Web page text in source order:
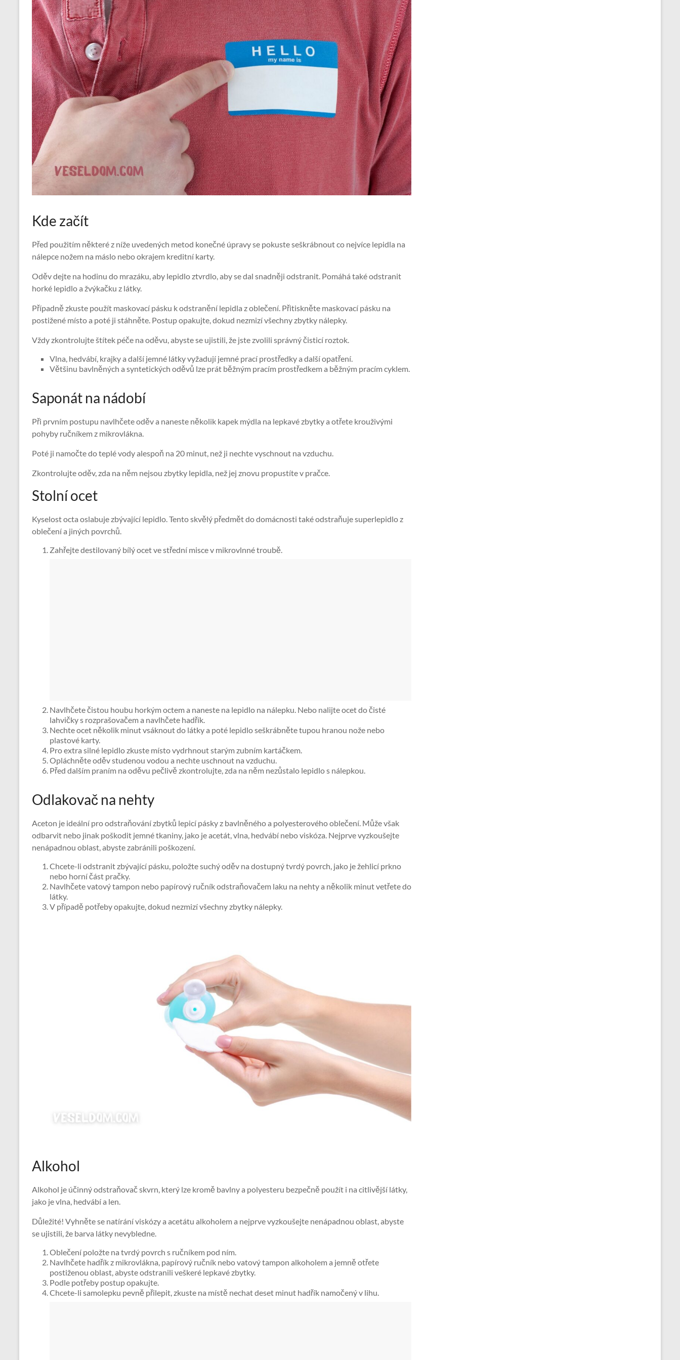
Kde začít
Před použitím některé z níže uvedených metod konečné úpravy se pokuste seškrábnout co nejvíce lepidla na
nálepce nožem na máslo nebo okrajem kreditní karty.
Oděv dejte na hodinu do mrazáku, aby lepidlo ztvrdlo, aby se dal snadněji odstranit. Pomáhá také odstranit
horké lepidlo a žvýkačku z látky.
Případně zkuste použít maskovací pásku k odstranění lepidla z oblečení. Přitiskněte maskovací pásku na
postižené místo a poté ji stáhněte. Postup opakujte, dokud nezmizí všechny zbytky nálepky.
Vždy zkontrolujte štítek péče na oděvu, abyste se ujistili, že jste zvolili správný čisticí roztok.
Vlna, hedvábí, krajky a další jemné látky vyžadují jemné prací prostředky a další opatření.
Většinu bavlněných a syntetických oděvů lze prát běžným pracím prostředkem a běžným pracím cyklem.
Saponát na nádobí
Při prvním postupu navlhčete oděv a naneste několik kapek mýdla na lepkavé zbytky a otřete krouživými
pohyby ručníkem z mikrovlákna.
Poté ji namočte do teplé vody alespoň na 20 minut, než ji nechte vyschnout na vzduchu.
Zkontrolujte oděv, zda na něm nejsou zbytky lepidla, než jej znovu propustíte v pračce.
Stolní ocet
Kyselost octa oslabuje zbývající lepidlo. Tento skvělý předmět do domácnosti také odstraňuje superlepidlo z
oblečení a jiných povrchů.
Zahřejte destilovaný bílý ocet ve střední misce v mikrovlnné troubě.
Navlhčete čistou houbu horkým octem a naneste na lepidlo na nálepku. Nebo nalijte ocet do čisté
lahvičky s rozprašovačem a navlhčete hadřík.
Nechte ocet několik minut vsáknout do látky a poté lepidlo seškrábněte tupou hranou nože nebo
plastové karty.
Pro extra silné lepidlo zkuste místo vydrhnout starým zubním kartáčkem.
Opláchněte oděv studenou vodou a nechte uschnout na vzduchu.
Před dalším praním na oděvu pečlivě zkontrolujte, zda na něm nezůstalo lepidlo s nálepkou.
Odlakovač na nehty
Aceton je ideální pro odstraňování zbytků lepicí pásky z bavlněného a polyesterového oblečení. Může však
odbarvit nebo jinak poškodit jemné tkaniny, jako je acetát, vlna, hedvábí nebo viskóza. Nejprve vyzkoušejte
nenápadnou oblast, abyste zabránili poškození.
Chcete-li odstranit zbývající pásku, položte suchý oděv na dostupný tvrdý povrch, jako je žehlicí prkno
nebo horní část pračky.
Navlhčete vatový tampon nebo papírový ručník odstraňovačem laku na nehty a několik minut vetřete do
látky.
V případě potřeby opakujte, dokud nezmizí všechny zbytky nálepky.
Alkohol
Alkohol je účinný odstraňovač skvrn, který lze kromě bavlny a polyesteru bezpečně použít i na citlivější látky,
jako je vlna, hedvábí a len.
Důležité! Vyhněte se natírání viskózy a acetátu alkoholem a nejprve vyzkoušejte nenápadnou oblast, abyste
se ujistili, že barva látky nevybledne.
Oblečení položte na tvrdý povrch s ručníkem pod ním.
Navlhčete hadřík z mikrovlákna, papírový ručník nebo vatový tampon alkoholem a jemně otřete
postiženou oblast, abyste odstranili veškeré lepkavé zbytky.
Podle potřeby postup opakujte.
Chcete-li samolepku pevně přilepit, zkuste na místě nechat deset minut hadřík namočený v lihu.